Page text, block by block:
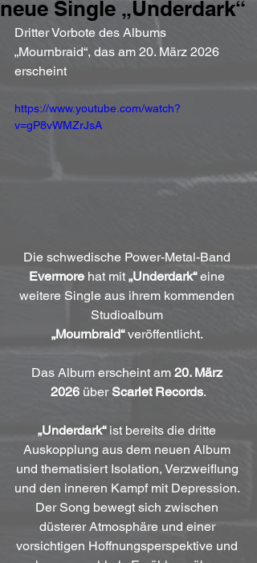
neue Single „Underdark“
Dritter Vorbote des Albums
„Mournbraid“, das am 20. März 2026
erscheint
https://www.youtube.com/watch?
v=gP8vWMZrJsA
Die schwedische Power-Metal-Band
Evermore hat mit „Underdark“ eine
weitere Single aus ihrem kommenden
Studioalbum
„Mournbraid“ veröffentlicht.
Das Album erscheint am 20. März
2026 über Scarlet Records.
„Underdark“ ist bereits die dritte
Auskopplung aus dem neuen Album
und thematisiert Isolation, Verzweiflung
und den inneren Kampf mit Depression.
Der Song bewegt sich zwischen
düsterer Atmosphäre und einer
vorsichtigen Hoffnungsperspektive und